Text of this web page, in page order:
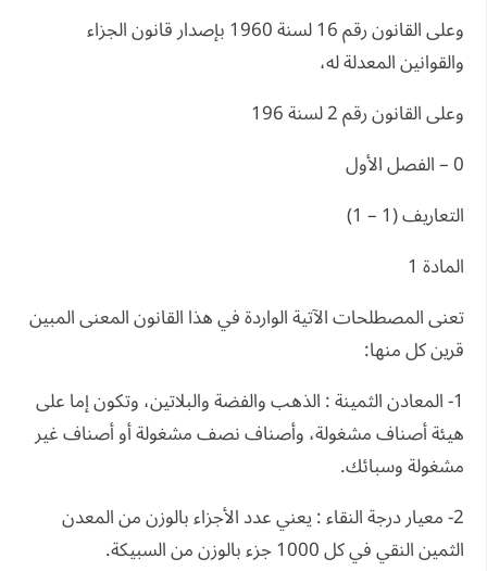
وعلى القانون رقم 16 لسنة 1960 بإصدار قانون الجزاء
والقوانين المعدلة له،
وعلى القانون رقم 2 لسنة 196
0 – الفصل الأول
التعاريف (1 – 1)
المادة 1
تعنى المصطلحات الآتية الواردة في هذا القانون المعنى المبين
قرين كل منها:
1- المعادن الثمينة : الذهب والفضة والبلاتين، وتكون إما على
هيئة أصناف مشغولة، وأصناف نصف مشغولة أو أصناف غير
مشغولة وسبائك.
2- معيار درجة النقاء : يعني عدد الأجزاء بالوزن من المعدن
الثمين النقي في كل 1000 جزء بالوزن من السبيكة.